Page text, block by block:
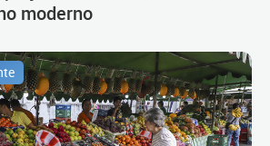
moderno